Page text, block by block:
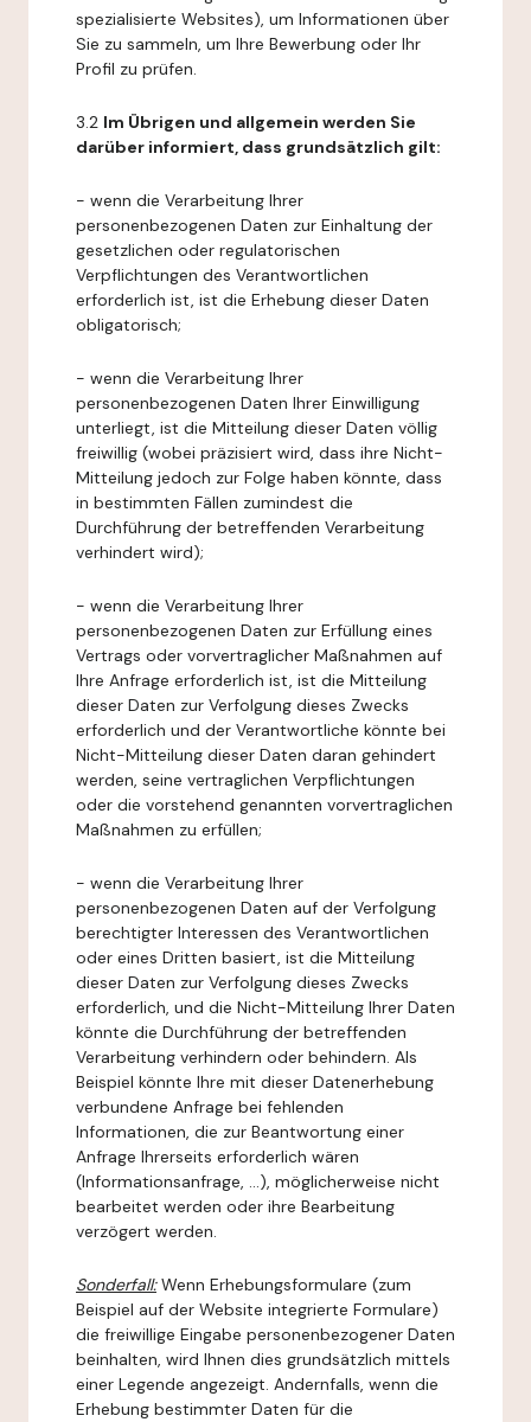
spezialisierte Websites), um Informationen über
Sie zu sammeln, um Ihre Bewerbung oder Ihr
Profil zu prüfen.
3.2 Im Übrigen und allgemein werden Sie
darüber informiert, dass grundsätzlich gilt:
- wenn die Verarbeitung Ihrer
personenbezogenen Daten zur Einhaltung der
gesetzlichen oder regulatorischen
Verpflichtungen des Verantwortlichen
erforderlich ist, ist die Erhebung dieser Daten
obligatorisch;
- wenn die Verarbeitung Ihrer
personenbezogenen Daten Ihrer Einwilligung
unterliegt, ist die Mitteilung dieser Daten völlig
freiwillig (wobei präzisiert wird, dass ihre Nicht-
Mitteilung jedoch zur Folge haben könnte, dass
in bestimmten Fällen zumindest die
Durchführung der betreffenden Verarbeitung
verhindert wird);
- wenn die Verarbeitung Ihrer
personenbezogenen Daten zur Erfüllung eines
Vertrags oder vorvertraglicher Maßnahmen auf
Ihre Anfrage erforderlich ist, ist die Mitteilung
dieser Daten zur Verfolgung dieses Zwecks
erforderlich und der Verantwortliche könnte bei
Nicht-Mitteilung dieser Daten daran gehindert
werden, seine vertraglichen Verpflichtungen
oder die vorstehend genannten vorvertraglichen
Maßnahmen zu erfüllen;
- wenn die Verarbeitung Ihrer
personenbezogenen Daten auf der Verfolgung
berechtigter Interessen des Verantwortlichen
oder eines Dritten basiert, ist die Mitteilung
dieser Daten zur Verfolgung dieses Zwecks
erforderlich, und die Nicht-Mitteilung Ihrer Daten
könnte die Durchführung der betreffenden
Verarbeitung verhindern oder behindern. Als
Beispiel könnte Ihre mit dieser Datenerhebung
verbundene Anfrage bei fehlenden
Informationen, die zur Beantwortung einer
Anfrage Ihrerseits erforderlich wären
(Informationsanfrage, ...), möglicherweise nicht
bearbeitet werden oder ihre Bearbeitung
verzögert werden.
Sonderfall:Wenn Erhebungsformulare (zum
Beispiel auf der Website integrierte Formulare)
die freiwillige Eingabe personenbezogener Daten
beinhalten, wird Ihnen dies grundsätzlich mittels
einer Legende angezeigt. Andernfalls, wenn die
Erhebung bestimmter Daten für die